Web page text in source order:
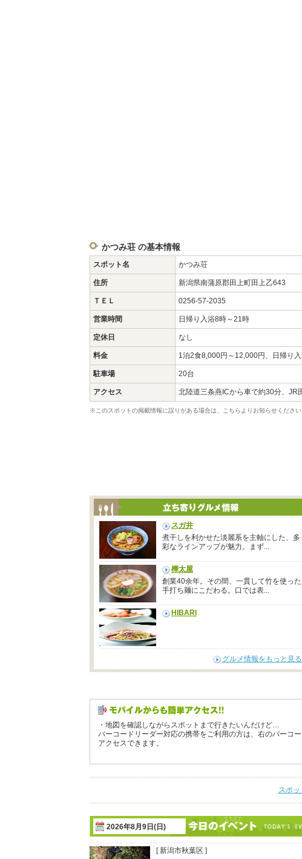
かつみ荘 の基本情報
スポット名 かつみ荘
住所 新潟県南蒲原郡田上町田上乙643
ＴＥＬ 0256-57-2035
営業時間 日帰り入浴8時～21時
定休日 なし
料金 1泊2食8,000円～12,000円、日帰り
駐車場 20台
アクセス 北陸道三条燕ICから車で約30分、JR
※このスポットの掲載情報に誤りがある場合は、こちらよりお知らせください
スガ井
煮干しを利かせた淡麗系を主軸にした、多
彩なラインアップが魅力。まず...
樺太屋
創業40余年。その間、一貫して竹を使った
手打ち麺にこだわる。口では表...
HIBARI
グルメ情報をもっと見る
・地図を確認しながらスポットまで行きたいんだけど…
バーコードリーダー対応の携帯をご利用の方は、右のバーコ
アクセスできます。
スポッ
2026年8月9日(日)
[ 新潟市秋葉区 ]